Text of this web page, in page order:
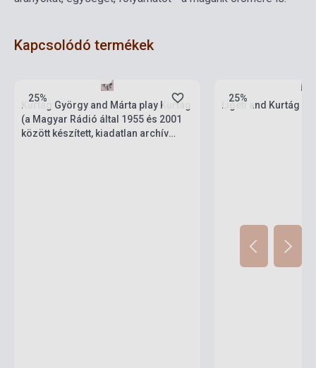
Kapcsolódó termékek
25%
Kurtág György and Márta play Kurtág
(a Magyar Rádió által 1955 és 2001
között készített, kiadatlan archív
25%
Ligeti and Kurtág at